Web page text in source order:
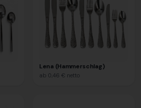
Lena (Hammerschlag)
ab 0,46 € netto